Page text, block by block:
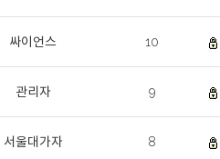
싸이언스 10
관리자 9
서울대가자 8